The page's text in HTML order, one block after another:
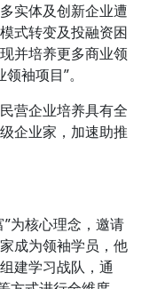
实体及创新企业遭
式转变及投融资困
并培养更多商业领
袖项目”。
营企业培养具有全
企业家，加速助推
为核心理念，邀请
成为领袖学员，他
建学习战队，通